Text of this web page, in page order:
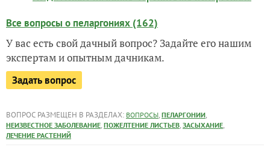
Все вопросы о пеларгониях (162)
У вас есть свой дачный вопрос? Задайте его нашим
экспертам и опытным дачникам.
Задать вопрос
ВОПРОС РАЗМЕЩЕН В РАЗДЕЛАХ: ВОПРОСЫ, ПЕЛАРГОНИИ,
НЕИЗВЕСТНОЕ ЗАБОЛЕВАНИЕ, ПОЖЕЛТЕНИЕ ЛИСТЬЕВ, ЗАСЫХАНИЕ,
ЛЕЧЕНИЕ РАСТЕНИЙ